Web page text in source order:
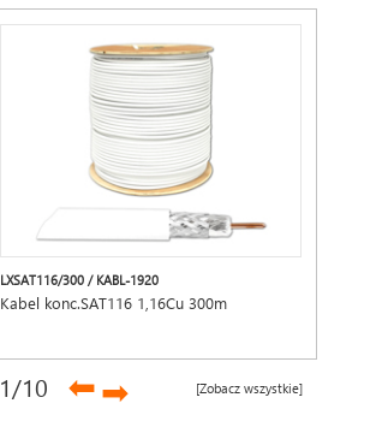
LXSAT116/300 / KABL-1920
Kabel konc.SAT116 1,16Cu 300m
[Zobacz wszystkie]
1/10 ➡➡